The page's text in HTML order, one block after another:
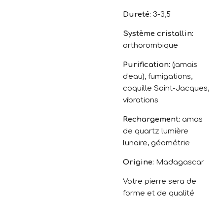
Dureté: 3-3,5
Système cristallin:
orthorombique
Purification: (jamais
d'eau), fumigations,
coquille Saint-Jacques,
vibrations
Rechargement: amas
de quartz lumière
lunaire, géométrie
Origine: Madagascar
Votre pierre sera de
forme et de qualité